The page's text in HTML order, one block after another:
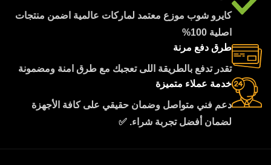
كايرو شوب موزع معتمد لماركات عالمية اضمن منتجات
اصلية 100%
طرق دفع مرنة
تقدر تدفع بالطريقة اللى تعجبك مع طرق امنة ومضمونة
خدمة عملاء متميزة
دعم فني متواصل وضمان حقيقي على كافة الأجهزة
لضمان أفضل تجربة شراء. ✅